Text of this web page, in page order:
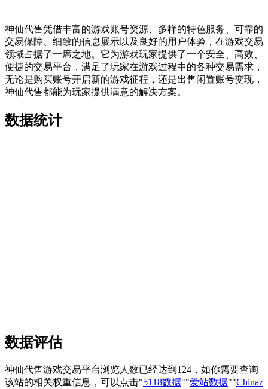
神仙代售凭借丰富的游戏账号资源、多样的特色服务、可靠的
交易保障、细致的信息展示以及良好的用户体验，在游戏交易
领域占据了一席之地。它为游戏玩家提供了一个安全、高效、
便捷的交易平台，满足了玩家在游戏过程中的各种交易需求，
无论是购买账号开启新的游戏征程，还是出售闲置账号变现，
神仙代售都能为玩家提供满意的解决方案。
数据统计
数据评估
神仙代售游戏交易平台浏览人数已经达到124，如你需要查询
该站的相关权重信息，可以点击"5118数据""爱站数据""Chinaz